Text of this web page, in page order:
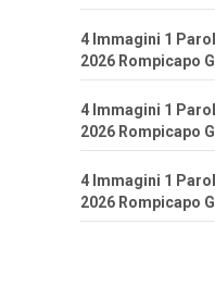
4 Immagini 1
2026 Rompicapo
4 Immagini 1
2026 Rompicapo
4 Immagini 1
2026 Rompicapo